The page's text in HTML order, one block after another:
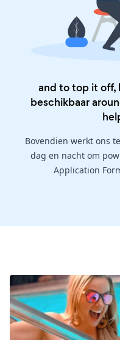
and to top it off,
beschikbaar
Bovendien werkt ons
dag en nacht om
Application